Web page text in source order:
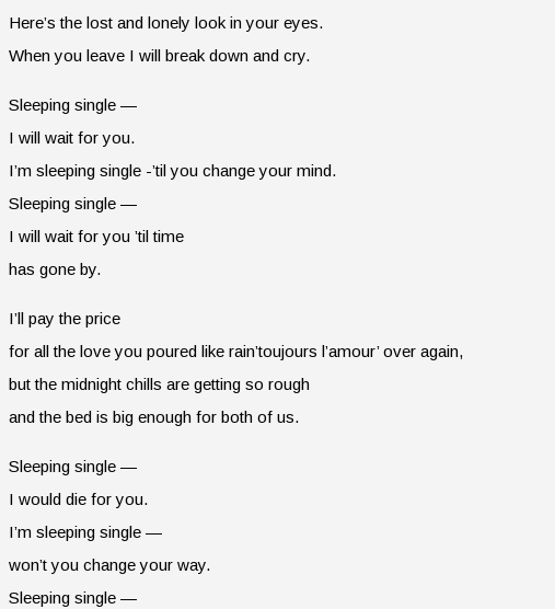
Here’s the lost and lonely look in your eyes.
When you leave I will break down and cry.
Sleeping single —
I will wait for you.
I’m sleeping single -’til you change your mind.
Sleeping single —
I will wait for you ’til time
has gone by.
I’ll pay the price
for all the love you poured like rain’toujours l’amour’ over again,
but the midnight chills are getting so rough
and the bed is big enough for both of us.
Sleeping single —
I would die for you.
I’m sleeping single —
won’t you change your way.
Sleeping single —